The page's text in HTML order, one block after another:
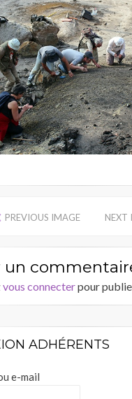
PREVIOUS IMAGE NEXT
un
vous connecterpour
ADHÉRENTS
e-mail